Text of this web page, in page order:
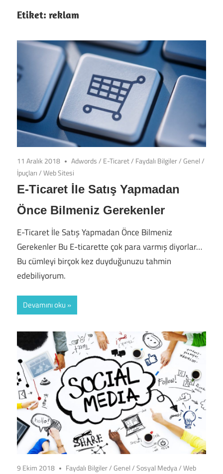
Etiket: reklam
11 Aralık 2018 Adwords/ E-Ticaret/ Faydalı Bilgiler/Genel/
İpuçları/Web Sitesi
E-Ticaret İle Satış Yapmadan
Önce Bilmeniz Gerekenler
E-Ticaret İle Satış Yapmadan Önce Bilmeniz
Gerekenler Bu E-ticarette çok para varmış diyorlar…
Bu cümleyi birçok kez duyduğunuzu tahmin
edebiliyorum.
Devamını oku
9 Ekim 2018 Faydalı Bilgiler/Genel/Sosyal Medya/Web